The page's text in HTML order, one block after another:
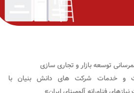
توسعه بازار و تجاری سازی
و خدمات شرکت های دانش بنیان با